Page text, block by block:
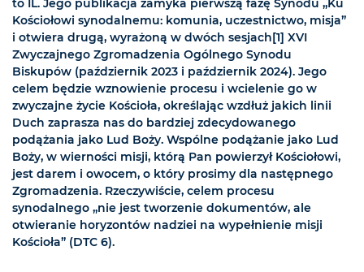
to IL. Jego publikacja zamyka pierwszą fazę Synodu „Ku
Kościołowi synodalnemu: komunia, uczestnictwo, misja”
i otwiera drugą, wyrażoną w dwóch sesjach[1] XVI
Zwyczajnego Zgromadzenia Ogólnego Synodu
Biskupów (październik 2023 i październik 2024). Jego
celem będzie wznowienie procesu i wcielenie go w
zwyczajne życie Kościoła, określając wzdłuż jakich linii
Duch zaprasza nas do bardziej zdecydowanego
podążania jako Lud Boży. Wspólne podążanie jako Lud
Boży, w wierności misji, którą Pan powierzył Kościołowi,
jest darem i owocem, o który prosimy dla następnego
Zgromadzenia. Rzeczywiście, celem procesu
synodalnego „nie jest tworzenie dokumentów, ale
otwieranie horyzontów nadziei na wypełnienie misji
Kościoła” (DTC 6).